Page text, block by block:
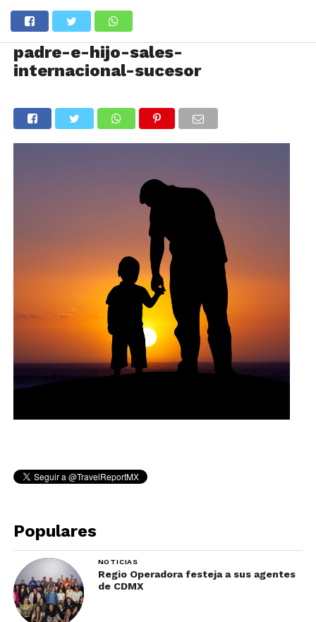
padre-e-hijo-sales-
internacional-sucesor
Populares
NOTICIAS
Regio Operadora festeja a sus agentes
de CDMX